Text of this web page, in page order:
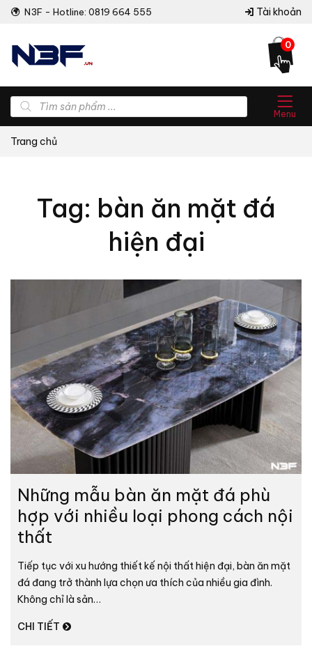
N3F - Hotline: 0819 664 555 Tài khoản
0
Tìm
kiếm
sản
phẩm
Menu
Trang chủ
Tag: bàn ăn mặt đá
hiện đại
Những mẫu bàn ăn mặt đá phù
hợp với nhiều loại phong cách nội
thất
Tiếp tục với xu hướng thiết kế nội thất hiện đại, bàn ăn mặt
đá đang trở thành lựa chọn ưa thích của nhiều gia đình.
Không chỉ là sản…
CHI TIẾT